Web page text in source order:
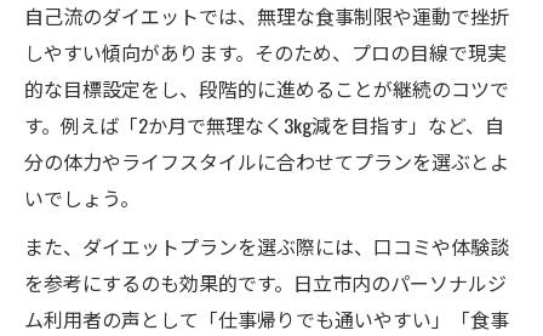
自己流のダイエットでは、無理な食事制限や運動で挫折
しやすい傾向があります。そのため、プロの目線で現実
的な目標設定をし、段階的に進めることが継続のコツで
す。例えば「2か月で無理なく3kg減を目指す」など、自
分の体力やライフスタイルに合わせてプランを選ぶとよ
いでしょう。
また、ダイエットプランを選ぶ際には、口コミや体験談
を参考にするのも効果的です。日立市内のパーソナルジ
ム利用者の声として「仕事帰りでも通いやすい」「食事